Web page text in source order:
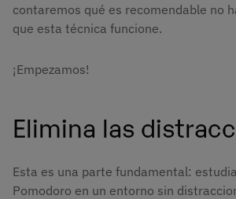
contaremos qué es recomendable no
que esta técnica funcione.
¡Empezamos!
Elimina las
Esta es una parte fundamental:
Pomodoro en un entorno sin